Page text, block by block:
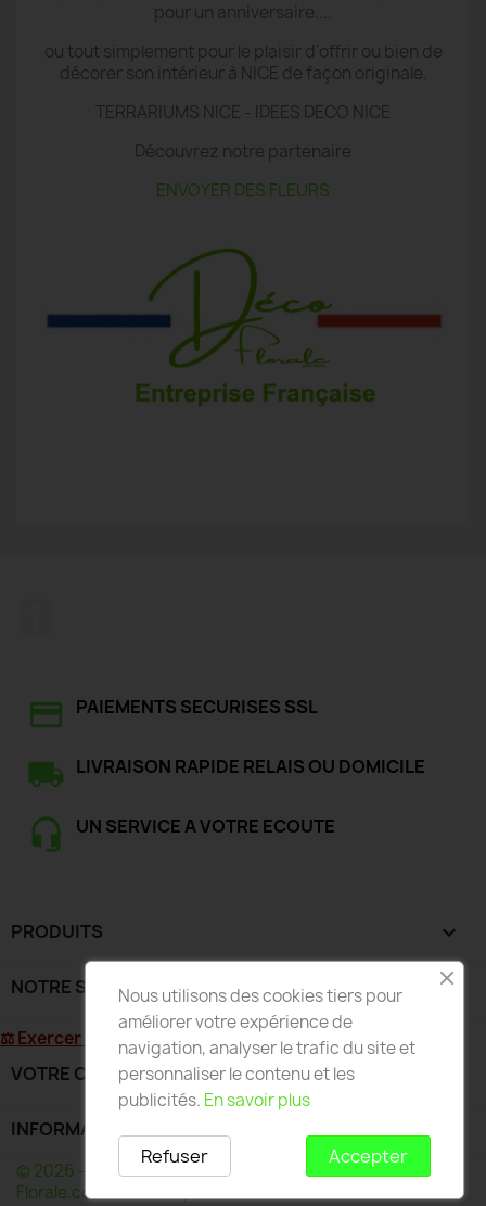
pour un anniversaire....
ou tout simplement pour le plaisir d'offrir ou bien de
décorer son intérieur à NICE de façon originale.
TERRARIUMS NICE - IDEES DECO NICE
Découvrez notre partenaire
ENVOYER DES FLEURS
PAIEMENTS SECURISES SSL
LIVRAISON RAPIDE RELAIS OU DOMICILE
UN SERVICE A VOTRE ECOUTE
PRODUITS 
NOTRE SOCIÉTÉ 
⚖ Exercer mon droit de rétractation
VOTRE COMPTE
INFORMATIONS
© 2026 - Développé par Wess France pour Deco-
Florale.com - Toute reproduction interdite
Nous utilisons des cookies tiers pour
améliorer votre expérience de
navigation, analyser le trafic du site et
personnaliser le contenu et les
publicités. En savoir plus
Accepter
Refuser